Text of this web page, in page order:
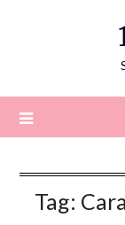
Tag: